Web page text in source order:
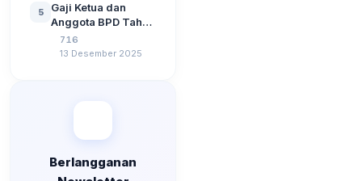
Berdasarkan UU No
3 Tahun 2024
5
Gaji Ketua dan
Anggota BPD Tahun
2026, Berapa
Besarannya? Ada
716
13 Desember 2025
Berlangganan